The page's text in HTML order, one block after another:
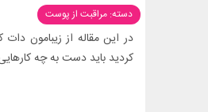
دسته: مراقبت از پوست
در این مقاله از زیبامون
کردید باید دست به چه